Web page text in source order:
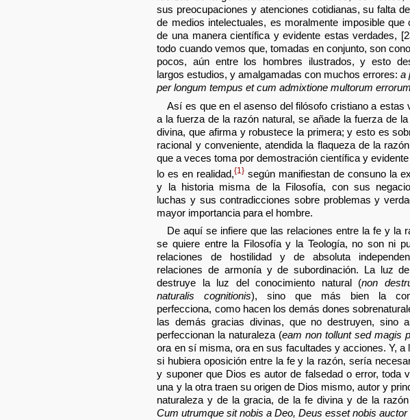
sus preocupaciones y atenciones cotidianas, su falta
de medios intelectuales, es moralmente imposible que
de una manera científica y evidente estas verdades,
todo cuando vemos que, tomadas en conjunto, son
pocos, aún entre los hombres ilustrados, y esto
largos estudios, y amalgamadas con muchos errores:a
per longum tempus et cum admixtione multorum errorum
Así es que en el asenso del filósofo cristiano a estas
a la fuerza de la razón natural, se añade la fuerza de la
divina, que afirma y robustece la primera; y esto es
racional y conveniente, atendida la flaqueza de la
que a veces toma por demostración científica y
lo es en realidad,{1} según manifiestan de consuno la
y la historia misma de la Filosofía, con sus
luchas y sus contradicciones sobre problemas y
mayor importancia para el hombre.
De aquí se infiere que las relaciones entre la fe y la
se quiere entre la Filosofía y la Teología, no son ni
relaciones de hostilidad y de absoluta
relaciones de armonía y de subordinación. La luz
destruye la luz del conocimiento natural (non
naturalis cognitionis), sino que más bien la
perfecciona, como hacen los demás dones
las demás gracias divinas, que no destruyen, sino
perfeccionan la naturaleza (eam non tollunt sed magis
ora en sí misma, ora en sus facultades y acciones. Y, a
si hubiera oposición entre la fe y la razón, sería
y suponer que Dios es autor de falsedad o error, toda
una y la otra traen su origen de Dios mismo, autor y
naturaleza y de la gracia, de la fe divina y de la razón
Cum utrumque sit nobis a Deo, Deus esset nobis auctor